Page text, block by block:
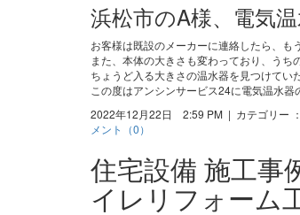
浜松市のA様、電気
お客様は既設のメーカーに連絡したら、も
また、本体の大きさも変わっており、うち
ちょうど入る大きさの温水器を見つけてい
この度はアンシンサービス24に電気温水器
2022年12月22日 2:59 PM | カテゴリー ：
メント（0）
住宅設備 施工事
イレリフォーム